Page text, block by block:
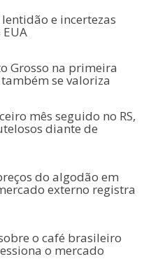
e incertezas
Grosso na primeira
se valoriza
mês seguido no RS,
diante de
do algodão em
externo registra
o café brasileiro
o mercado